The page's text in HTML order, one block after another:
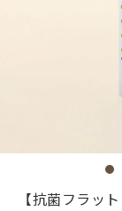
【抗菌フラッ